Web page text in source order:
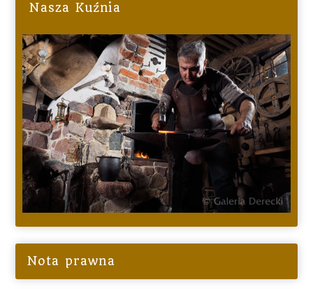
Nasza Kuźnia
Nota prawna